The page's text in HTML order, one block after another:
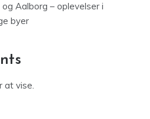
Aalborg – oplevelser i
byer
at vise.